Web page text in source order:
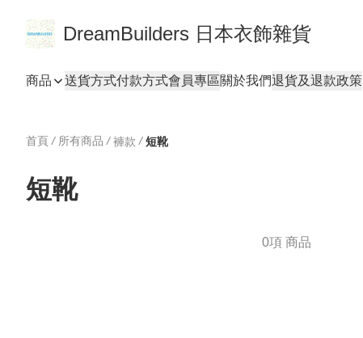
DreamBuilders 日本衣飾雜貨
商品 送貨方式付款方式會員專區關於我們退貨及退款政策
首頁 / 所有商品 / 褲款 / 短靴
短靴
0項 商品